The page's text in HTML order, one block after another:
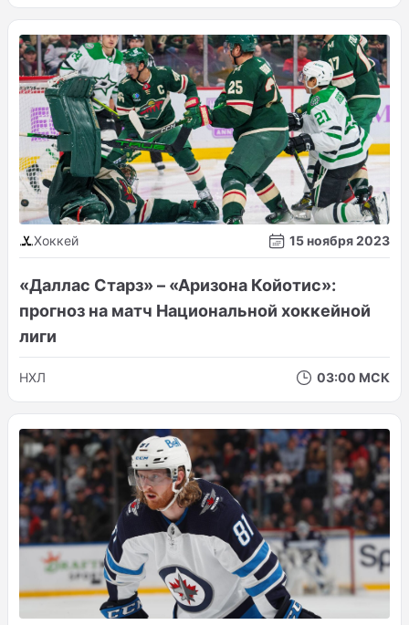
Хоккей 15 ноября 2023
«Даллас Старз» – «Аризона Койотис»:
прогноз на матч Национальной хоккейной
лиги
НХЛ 03:00 МСК